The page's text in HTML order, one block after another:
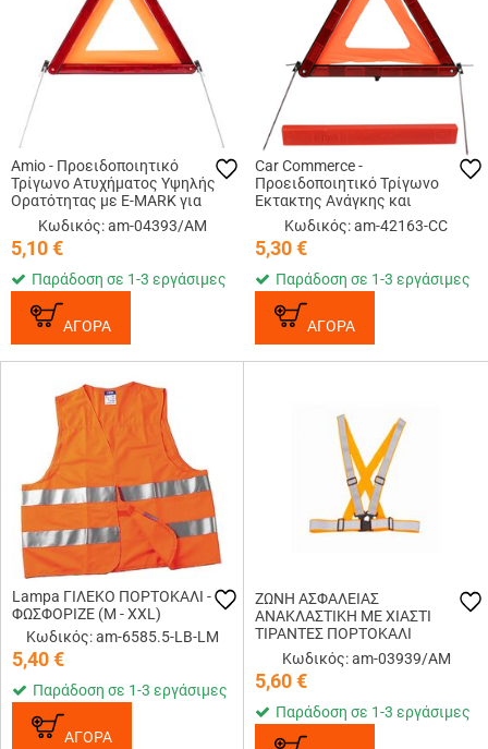
Amio - Προειδοποιητικό
Τρίγωνο Ατυχήματος Υψηλής
Ορατότητας με E-MARK για
Άμεση Προειδοποίηση και
Ασφαλή Σήμανση Οχήματος – 1
Τεμ. (04393/AM)
Κωδικός: am-04393/AM
5,10€
Παράδοση σε 1-3 εργάσιμες
ΑΓΟΡΑ
Car Commerce -
Προειδοποιητικό Τρίγωνο
Έκτακτης Ανάγκης και
Ασφάλειας με Θήκη και Βάση
για Αυτοκίνητο - 1 Τεμ. (42163-
CC)
Κωδικός: am-42163-CC
5,30€
Παράδοση σε 1-3 εργάσιμες
ΑΓΟΡΑ
Lampa ΓΙΛΕΚΟ ΠΟΡΤΟΚΑΛΙ -
ΦΩΣΦΟΡΙΖΕ (M - XXL)
Κωδικός: am-6585.5-LB-LM
5,40€
Παράδοση σε 1-3 εργάσιμες
ΑΓΟΡΑ
ΖΩΝΗ ΑΣΦΑΛΕΙΑΣ
ΑΝΑΚΛΑΣΤΙΚΗ ΜΕ ΧΙΑΣΤΙ
ΤΙΡΑΝΤΕΣ ΠΟΡΤΟΚΑΛΙ
(ΦΩΣΦΟΡΙΖΕ/ΠΟΛΥΕΣΤΕΡΙΚΟ)
AMIO - 1 ΤΕΜ.
Κωδικός: am-03939/AM
5,60€
Παράδοση σε 1-3 εργάσιμες